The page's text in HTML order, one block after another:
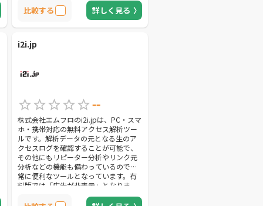
比較する 詳しく見る
i2i.jp
--
株式会社エムフロのi2i.jpは、PC・スマ
ホ・携帯対応の無料アクセス解析ツー
ルです。解析データの元となる生のア
クセスログを確認することが可能で、
その他にもリピーター分析やリンク元
分析などの機能も備わっているので非
常に便利なツールとなっています。有
料版では「広告が非表示」となりま